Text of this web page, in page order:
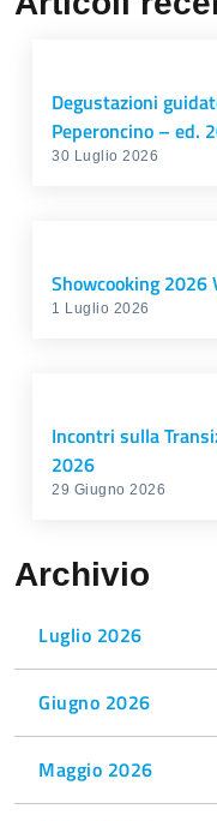
Degustazioni
Peperoncino – ed.
30 Luglio 2026
Showcooking 2026
1 Luglio 2026
Incontri sulla
2026
29 Giugno 2026
Archivio
Luglio 2026
Giugno 2026
Maggio 2026